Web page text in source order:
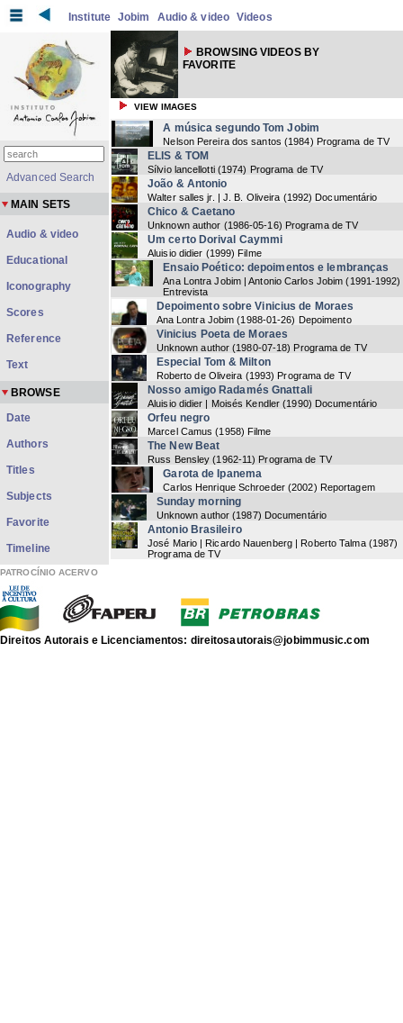
Institute Jobim Audio & video Videos
BROWSING VIDEOS BY
FAVORITE
VIEW IMAGES
A música segundo Tom Jobim
Nelson Pereira dos santos (1984) Programa de TV
ELIS & TOM
Sílvio lancellotti (1974) Programa de TV
João & Antonio
Walter salles jr. | J. B. Oliveira (1992) Documentário
Chico & Caetano
Unknown author (1986-05-16) Programa de TV
Um certo Dorival Caymmi
Aluisio didier (1999) Filme
Ensaio Poético: depoimentos e lembranças
Ana Lontra Jobim | Antonio Carlos Jobim (1991-1992)
Entrevista
Depoimento sobre Vinicius de Moraes
Ana Lontra Jobim (1988-01-26) Depoimento
Vinicius Poeta de Moraes
Unknown author (1980-07-18) Programa de TV
Especial Tom & Milton
Roberto de Oliveira (1993) Programa de TV
Nosso amigo Radamés Gnattali
Aluisio didier | Moisés Kendler (1990) Documentário
Orfeu negro
Marcel Camus (1958) Filme
The New Beat
Russ Bensley (1962-11) Programa de TV
Garota de Ipanema
Carlos Henrique Schroeder (2002) Reportagem
Sunday morning
Unknown author (1987) Documentário
Antonio Brasileiro
José Mario | Ricardo Nauenberg | Roberto Talma (1987)
Programa de TV
Bossa Nova
Unknown author (1987) Programa de TV
Tom e a Bossa Nova
Antonio Carlos Jobim (1993) Documentário
Advanced Search
MAIN SETS
Audio & video
Educational
Iconography
Scores
Reference
Text
BROWSE
Date
Authors
Titles
Subjects
Favorite
Timeline
PATROCÍNIO ACERVO
Direitos Autorais e Licenciamentos: direitosautorais@jobimmusic.com